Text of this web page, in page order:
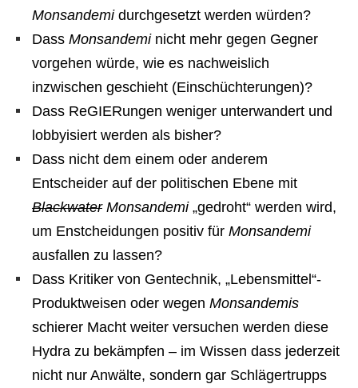
Monsandemidurchgesetzt werden würden?
Dass Monsandeminicht mehr gegen Gegner
vorgehen würde, wie es nachweislich
inzwischen geschieht (Einschüchterungen)?
Dass ReGIERungen weniger unterwandert und
lobbyisiert werden als bisher?
Dass nicht dem einem oder anderem
Entscheider auf der politischen Ebene mit
Blackwater Monsandemi„gedroht“ werden wird,
um Enstcheidungen positiv für Monsandemi
ausfallen zu lassen?
Dass Kritiker von Gentechnik, „Lebensmittel“-
Produktweisen oder wegen Monsandemis
schierer Macht weiter versuchen werden diese
Hydra zu bekämpfen – im Wissen dass jederzeit
nicht nur Anwälte, sondern gar Schlägertrupps